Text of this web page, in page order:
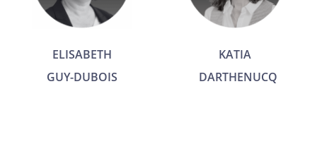
ELISABETH
GUY-DUBOIS
KATIA
DARTHENUCQ